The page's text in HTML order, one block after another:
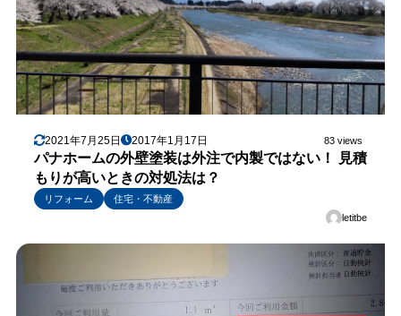
2021年7月25日 2017年1月17日 83 views
パナホームの外壁塗装は外注で内製ではない！ 見積
もりが高いときの対処法は？
リフォーム
住宅・不動産
letitbe